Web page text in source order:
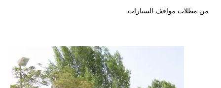
من مظلات مواقف السيارات.